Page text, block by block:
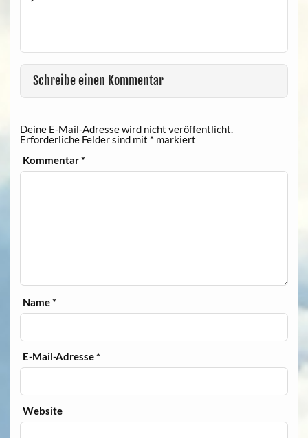
Schreibe einen Kommentar
Deine E-Mail-Adresse wird nicht veröffentlicht.
Erforderliche Felder sind mit * markiert
Kommentar*
Name*
E-Mail-Adresse*
Website